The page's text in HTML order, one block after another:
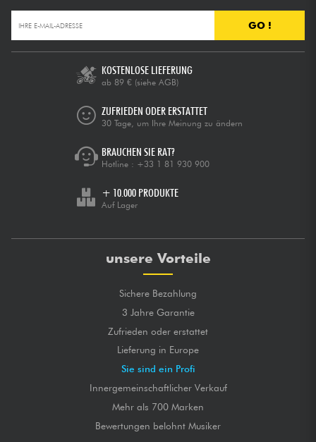
GO !
KOSTENLOSE LIEFERUNG
ab 89 € (siehe AGB)
ZUFRIEDEN ODER ERSTATTET
30 Tage, um Ihre Meinung zu ändern
BRAUCHEN SIE RAT?
Hotline : +33 1 81 930 900
+ 10.000 PRODUKTE
Auf Lager
unsere Vorteile
Sichere Bezahlung
3 Jahre Garantie
Zufrieden oder erstattet
Lieferung in Europe
Sie sind ein Profi
Innergemeinschaftlicher Verkauf
Mehr als 700 Marken
Bewertungen belohnt Musiker